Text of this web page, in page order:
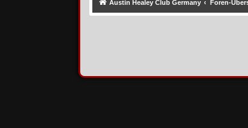
Austin Healey Club Germany Foren-